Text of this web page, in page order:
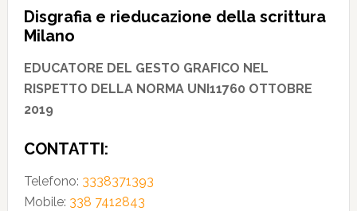
Disgrafia e rieducazione della scrittura
Milano
EDUCATORE DEL GESTO GRAFICO NEL
RISPETTO DELLA NORMA UNI11760 OTTOBRE
2019
CONTATTI:
Telefono: 3338371393
Mobile: 338 7412843